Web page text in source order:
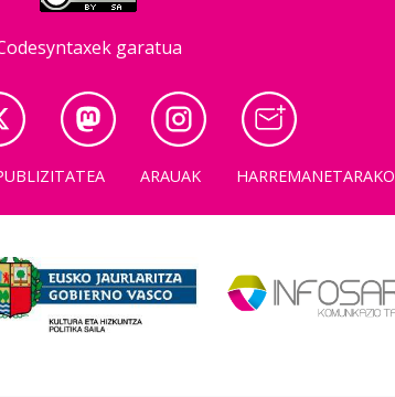
garatua
ARAUAK HARREMANETARAKO